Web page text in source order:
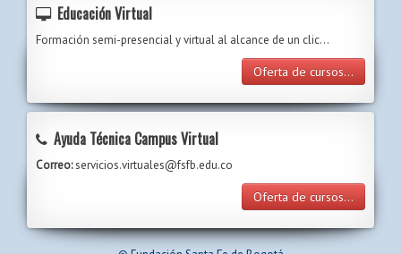
Educación Virtual
Formación semi-presencial y virtual al alcance de un clic…
Oferta de cursos...
Ayuda Técnica Campus Virtual
Correo:servicios.virtuales@fsfb.edu.co
Oferta de cursos...